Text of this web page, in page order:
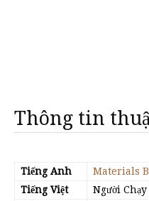
Thông tin
Tiếng Anh
Materials
Tiếng Việt
Người